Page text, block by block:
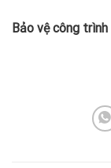
Bảo vệ công trình